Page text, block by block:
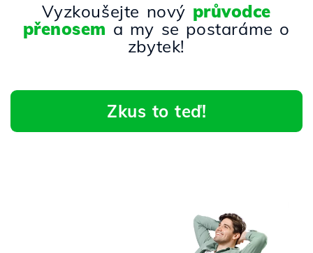
Vyzkoušejte nový průvodce
přenosem a my se postaráme o
zbytek!
Zkus to teď!